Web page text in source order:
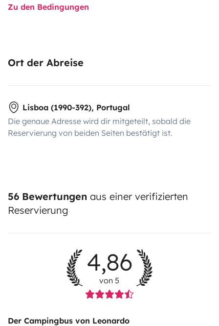
Zu den Bedingungen
Ort der Abreise
Lisboa (1990-392), Portugal
Die genaue Adresse wird dir mitgeteilt, sobald die
Reservierung von beiden Seiten bestätigt ist.
56 Bewertungen aus einer verifizierten
Reservierung
4,86
von 5
Der Campingbus von Leonardo